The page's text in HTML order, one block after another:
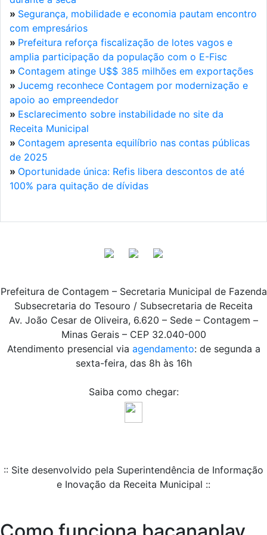
» Segurança, mobilidade e economia pautam encontro
com empresários
» Prefeitura reforça fiscalização de lotes vagos e
amplia participação da população com o E-Fisc
» Contagem atinge U$$ 385 milhões em exportações
» Jucemg reconhece Contagem por modernização e
apoio ao empreendedor
» Esclarecimento sobre instabilidade no site da
Receita Municipal
» Contagem apresenta equilíbrio nas contas públicas
de 2025
» Oportunidade única: Refis libera descontos de até
100% para quitação de dívidas
Prefeitura de Contagem – Secretaria Municipal de Fazenda
Subsecretaria do Tesouro / Subsecretaria de Receita
Av. João Cesar de Oliveira, 6.620 – Sede – Contagem –
Minas Gerais – CEP 32.040-000
Atendimento presencial via agendamento: de segunda a
sexta-feira, das 8h às 16h
Saiba como chegar:
:: Site desenvolvido pela Superintendência de Informação
e Inovação da Receita Municipal ::